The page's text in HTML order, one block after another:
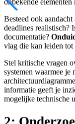
Besteed ook
deadlines realistisch?
documentatie?
vlag die kan leiden tot
Stel kritische vragen
systemen waarmee je
informatie geeft je
mogelijke technische